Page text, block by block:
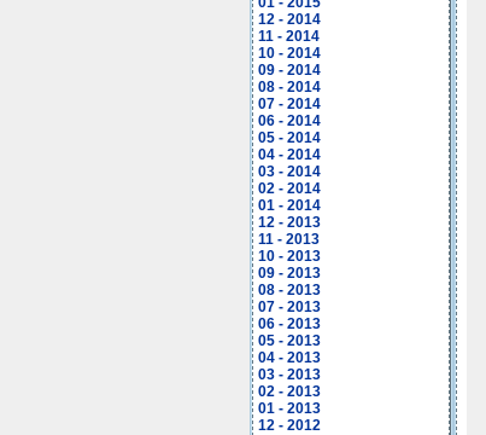
12 - 2014
11 - 2014
10 - 2014
09 - 2014
08 - 2014
07 - 2014
06 - 2014
05 - 2014
04 - 2014
03 - 2014
02 - 2014
01 - 2014
12 - 2013
11 - 2013
10 - 2013
09 - 2013
08 - 2013
07 - 2013
06 - 2013
05 - 2013
04 - 2013
03 - 2013
02 - 2013
01 - 2013
12 - 2012